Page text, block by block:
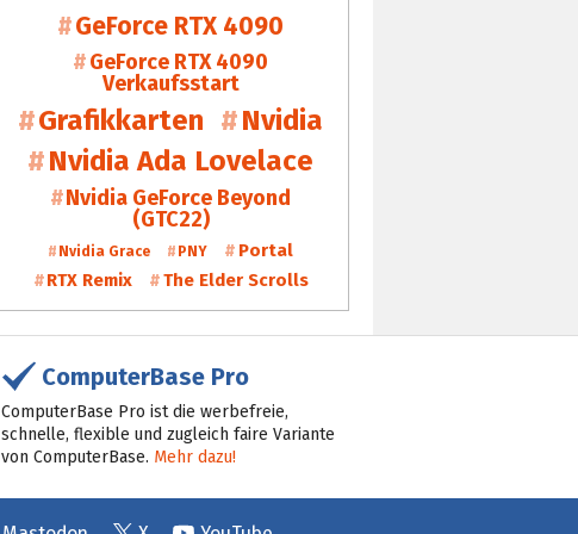
GeForce RTX 4090
GeForce RTX 4090
Verkaufsstart
Grafikkarten
Nvidia
Nvidia Ada Lovelace
Nvidia GeForce Beyond
(GTC22)
Nvidia Grace PNY
Portal
RTX Remix
The Elder Scrolls
ComputerBase Pro
ComputerBase Pro ist die werbefreie,
schnelle, flexible und zugleich faire Variante
von ComputerBase. Mehr dazu!